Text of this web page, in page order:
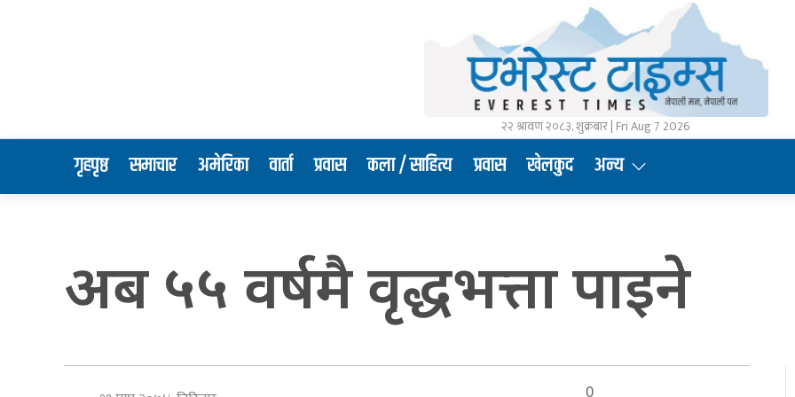
२२ श्रावण २०८३, शुक्रबार | Fri Aug 7 2026
गृहपृष्ठ समाचार अमेरिका वार्ता प्रवास कला / साहित्य प्रवास खेलकुद अन्य
अब ५५ वर्षमै वृद्धभत्ता पाइने
0